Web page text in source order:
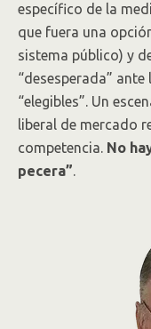
específico de la
que fuera una
sistema público) y
“desesperada”
“elegibles”. Un
liberal de mercado
competencia. No
pecera”.